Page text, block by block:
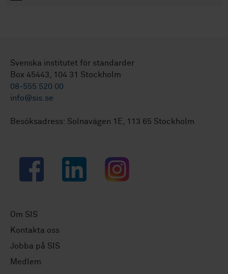
Svenska institutet för standarder
Box 45443, 104 31 Stockholm
08-555 520 00
info@sis.se
Besöksadress: Solnavägen 1E, 113 65 Stockholm
Facebook LinkedIn Instagram
Om SIS
Kontakta oss
Jobba på SIS
Medlem